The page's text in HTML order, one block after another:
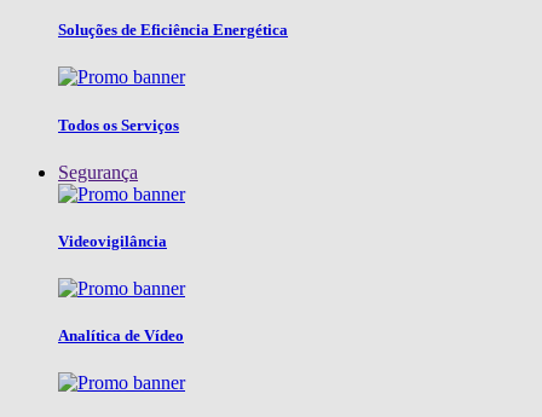
Soluções de Eficiência Energética
Todos os Serviços
Segurança
Videovigilância
Analítica de Vídeo